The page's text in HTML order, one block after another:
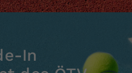
In